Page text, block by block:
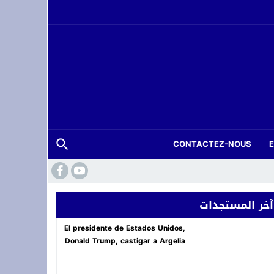
CONTACTEZ-NOUS
عرس بتارجيست ويستنفر السلطات
آخر المستجدات
El presidente de Estados Unidos,
Donald Trump, castigar a Argelia